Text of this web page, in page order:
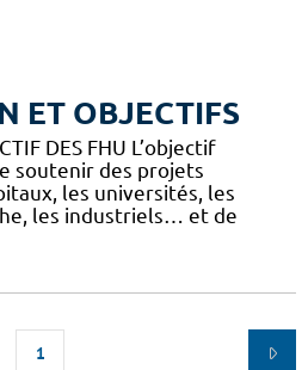
ET OBJECTIFS
DES FHU L’objectif
soutenir des projets
les universités, les
les industriels… et de
1